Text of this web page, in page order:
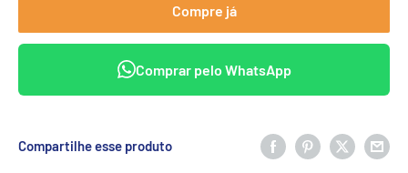
Compre já
Comprar pelo WhatsApp
Compartilhe esse produto